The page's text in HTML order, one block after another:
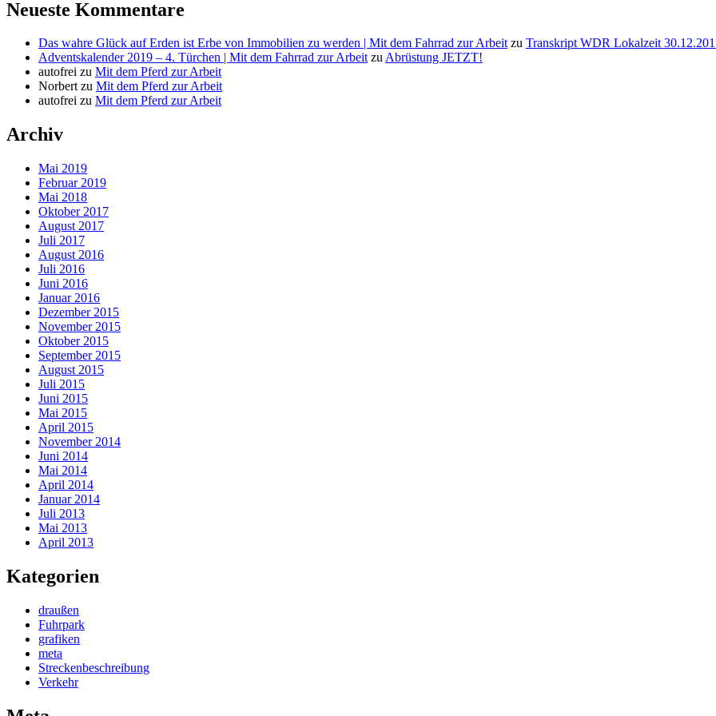
Neueste Kommentare
Das wahre Glück auf Erden ist Erbe von Immobilien zu werden | Mit dem Fahrrad zur Arbeitzu Transkript WDR Lokalzeit
Adventskalender 2019 – 4. Türchen | Mit dem Fahrrad zur ArbeitzuAbrüstung JETZT!
autofrei zu Mit dem Pferd zur Arbeit
Norbertzu Mit dem Pferd zur Arbeit
autofrei zu Mit dem Pferd zur Arbeit
Archiv
Mai 2019
Februar 2019
Mai 2018
Oktober 2017
August 2017
Juli 2017
August 2016
Juli 2016
Juni 2016
Januar 2016
Dezember 2015
November 2015
Oktober 2015
September 2015
August 2015
Juli 2015
Juni 2015
Mai 2015
April 2015
November 2014
Juni 2014
Mai 2014
April 2014
Januar 2014
Juli 2013
Mai 2013
April 2013
Kategorien
draußen
Fuhrpark
grafiken
meta
Streckenbeschreibung
Verkehr